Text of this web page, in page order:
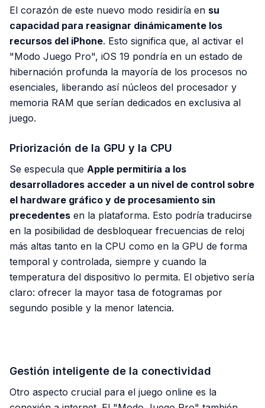
El corazón de este nuevo modo residiría en su
capacidad para reasignar dinámicamente los
recursos del iPhone. Esto significa que, al activar el
"Modo Juego Pro", iOS 19 pondría en un estado de
hibernación profunda la mayoría de los procesos no
esenciales, liberando así núcleos del procesador y
memoria RAM que serían dedicados en exclusiva al
juego.
Priorización de la GPU y la CPU
Se especula que Apple permitiría a los
desarrolladores acceder a un nivel de control sobre
el hardware gráfico y de procesamiento sin
precedentes en la plataforma. Esto podría traducirse
en la posibilidad de desbloquear frecuencias de reloj
más altas tanto en la CPU como en la GPU de forma
temporal y controlada, siempre y cuando la
temperatura del dispositivo lo permita. El objetivo sería
claro: ofrecer la mayor tasa de fotogramas por
segundo posible y la menor latencia.
Gestión inteligente de la conectividad
Otro aspecto crucial para el juego online es la